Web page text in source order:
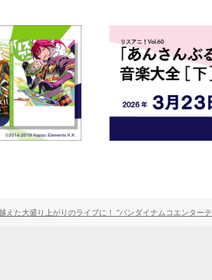
えた大盛り上がりのライブに！ “バンダイナムコエンター